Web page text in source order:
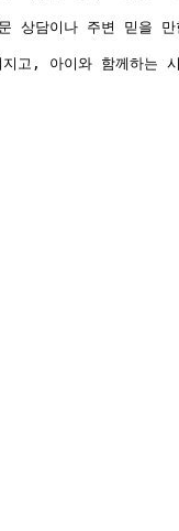
상담이나 주변 믿을
지고, 아이와 함께하